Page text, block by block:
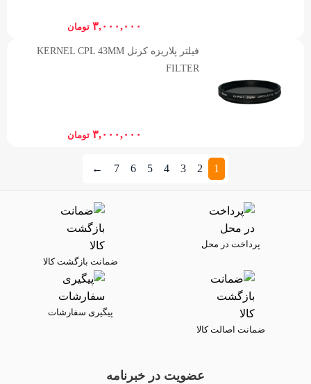
۳,۰۰۰,۰۰۰ تومان
فیلتر پلاریزه کرنل KERNEL CPL 43MM
FILTER
۳,۰۰۰,۰۰۰ تومان
1
2
3
4
5
6
7
←
پرداخت در محل
ضمانت بازگشت کالا
ضمانت اصالت کالا
پیگیری سفارشات
عضویت در خبرنامه